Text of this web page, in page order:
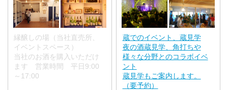
縁醸しの場（当社直売所、
イベントスペース）
当社のお酒を購入いただけ
ます 営業時間 平日9:00
～17:00
蔵でのイベント、蔵見学
夜の酒蔵見学、角打ちや
様々な分野とのコラボイベ
ント
蔵見学もご案内します。
（要予約）